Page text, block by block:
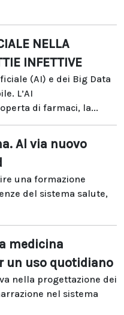
NELLA
INFETTIVE
(AI) e dei Big Data
L’AI
di farmaci, la...
Al via nuovo
una formazione
del sistema salute,
medicina
un uso quotidiano
nella progettazione dei
nel sistema